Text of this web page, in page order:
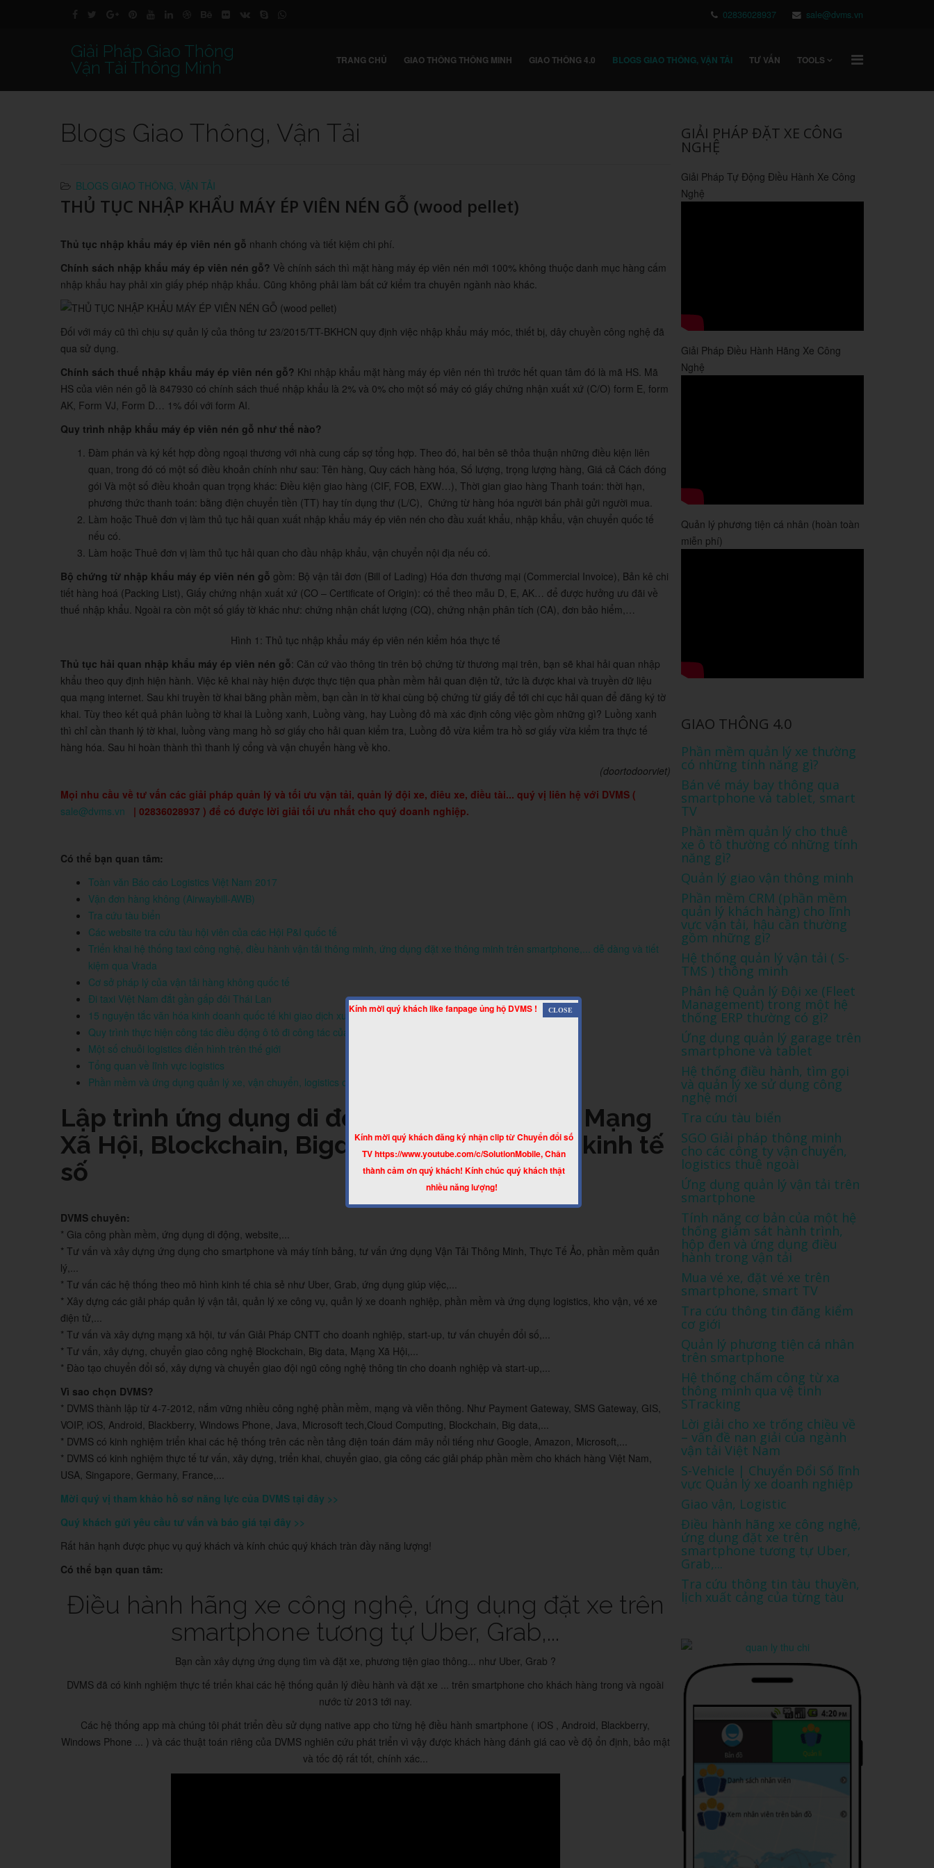
Kính mời quý khách like fanpage ủng hộ DVMS !
Kính mời quý khách đăng ký nhận clip từ Chuyển đổi số
TV https://www.youtube.com/c/SolutionMobile, Chân
thành cảm ơn quý khách! Kính chúc quý khách thật
nhiều năng lượng!
02836028937 sale@dvms.vn
Giải Pháp Giao Thông
Vận Tải Thông Minh
TRANG CHỦ GIAO THÔNG THÔNG MINH GIAO THÔNG 4.0 BLOGS GIAO THÔNG, VẬN TẢI TƯ VẤN TOOLS
Blogs Giao Thông, Vận Tải
BLOGS GIAO THÔNG, VẬN TẢI
THỦ TỤC NHẬP KHẨU MÁY ÉP VIÊN NÉN GỖ (wood pellet)
Thủ tục nhập khẩu máy ép viên nén gỗ nhanh chóng và tiết kiệm chi phí.
Chính sách nhập khẩu máy ép viên nén gỗ? Về chính sách thì mặt hàng máy ép viên nén mới 100% không thuộc danh mục hàng cấm
nhập khẩu hay phải xin giấy phép nhập khẩu. Cũng không phải làm bất cứ kiểm tra chuyên ngành nào khác.
Đối với máy cũ thì chịu sự quản lý của thông tư 23/2015/TT-BKHCN quy định việc nhập khẩu máy móc, thiết bị, dây chuyền công nghệ đã
qua sử dụng.
Chính sách thuế nhập khẩu máy ép viên nén gỗ? Khi nhập khẩu mặt hàng máy ép viên nén thì trước hết quan tâm đó là mã HS. Mã
HS của viên nén gỗ là 847930 có chính sách thuế nhập khẩu là 2% và 0% cho một số máy có giấy chứng nhận xuất xứ (C/O) form E, form
AK, Form VJ, Form D… 1% đối với form AI.
Quy trình nhập khẩu máy ép viên nén gỗ như thế nào?
Đàm phán và ký kết hợp đồng ngoại thương với nhà cung cấp sợ tổng hợp. Theo đó, hai bên sẽ thỏa thuận những điều kiện liên
quan, trong đó có một số điều khoản chính như sau: Tên hàng, Quy cách hàng hóa, Số lượng, trọng lượng hàng, Giá cả Cách đóng
gói Và một số điều khoản quan trọng khác: Điều kiện giao hàng (CIF, FOB, EXW…), Thời gian giao hàng Thanh toán: thời hạn,
phương thức thanh toán: bằng điện chuyển tiền (TT) hay tín dụng thư (L/C), Chứng từ hàng hóa người bán phải gửi người mua.
Làm hoặc Thuê đơn vị làm thủ tục hải quan xuất nhập khẩu máy ép viên nén cho đầu xuất khẩu, nhập khẩu, vận chuyển quốc tế
nếu có.
Làm hoặc Thuê đơn vị làm thủ tục hải quan cho đầu nhập khẩu, vận chuyển nội địa nếu có.
Bộ chứng từ nhập khẩu máy ép viên nén gỗ gồm: Bộ vận tải đơn (Bill of Lading) Hóa đơn thương mại (Commercial Invoice), Bản kê chi
tiết hàng hoá (Packing List), Giấy chứng nhận xuất xứ (CO – Certificate of Origin): có thể theo mẫu D, E, AK… để được hưởng ưu đãi về
thuế nhập khẩu. Ngoài ra còn một số giấy tờ khác như: chứng nhận chất lượng (CQ), chứng nhận phân tích (CA), đơn bảo hiểm,…
Hình 1: Thủ tục nhập khẩu máy ép viên nén kiểm hóa thực tế
Thủ tục hải quan nhập khẩu máy ép viên nén gỗ: Căn cứ vào thông tin trên bộ chứng từ thương mại trên, bạn sẽ khai hải quan nhập
khẩu theo quy định hiện hành. Việc kê khai này hiện được thực tiện qua phần mềm hải quan điện tử, tức là được khai và truyền dữ liệu
qua mạng internet. Sau khi truyền tờ khai bằng phần mềm, bạn cần in tờ khai cùng bộ chứng từ giấy để tới chi cục hải quan để đăng ký tờ
khai. Tùy theo kết quả phân luồng tờ khai là Luồng xanh, Luồng vàng, hay Luồng đỏ mà xác định công việc gồm những gì? Luồng xanh
thì chỉ cần thanh lý tờ khai, luồng vàng mang hồ sơ giấy cho hải quan kiểm tra, Luồng đỏ vừa kiểm tra hồ sơ giấy vừa kiểm tra thực tế
hàng hóa. Sau hi hoàn thành thì thanh lý cổng và vận chuyển hàng về kho.
(doortodoorviet)
Mọi nhu cầu về tư vấn các giải pháp quản lý và tối ưu vận tải, quản lý đội xe, điêu xe, điều tài... quý vị liên hệ với DVMS (
sale@dvms.vn
| 02836028937 ) để có được lời giải tối ưu nhất cho quý doanh nghiệp.
Có thể bạn quan tâm:
Toàn văn Báo cáo Logistics Việt Nam 2017
Vận đơn hàng không (Airwaybill-AWB)
Tra cứu tàu biển
Các website tra cứu tàu hội viên của các Hội P&I quốc tế
Triển khai hệ thống taxi công nghệ, điều hành vận tải thông minh, ứng dụng đặt xe thông minh trên smartphone,... dễ dàng và tiết
kiệm qua Vrada
Cơ sở pháp lý của vận tải hàng không quốc tế
Đi taxi Việt Nam đắt gần gấp đôi Thái Lan
15 nguyện tắc văn hóa kinh doanh quốc tế khi giao dịch xuất nhập khẩu, logistics
Quy trình thực hiện công tác điều động ô tô đi công tác của Đại học Duy Tân
Một số chuỗi logistics điển hình trên thế giới
Tổng quan về lĩnh vực logistics
Phần mềm và ứng dụng quản lý xe, vận chuyển, logistics của hợp tác xã vận tải thường gồm những gì?
Lập trình ứng dụng di động, kinh tế chia sẻ, Mạng
Xã Hội, Blockchain, Bigdata, Chuyển đổi số, kinh tế
số
DVMS chuyên:
* Gia công phần mềm, ứng dụng di động, website,...
* Tư vấn và xây dựng ứng dụng cho smartphone và máy tính bảng, tư vấn ứng dụng Vận Tải Thông Minh, Thực Tế Ảo, phần mềm quản
lý,...
* Tư vấn các hệ thống theo mô hình kinh tế chia sẻ như Uber, Grab, ứng dụng giúp việc,...
* Xây dựng các giải pháp quản lý vận tải, quản lý xe công vụ, quản lý xe doanh nghiệp, phần mềm và ứng dụng logistics, kho vận, vé xe
điện tử,...
* Tư vấn và xây dựng mạng xã hội, tư vấn Giải Pháp CNTT cho doanh nghiệp, start-up, tư vấn chuyển đổi số,...
* Tư vấn, xây dựng, chuyển giao công nghệ Blockchain, Big data, Mạng Xã Hội,...
* Đào tạo chuyển đổi số, xây dựng và chuyển giao đội ngũ công nghệ thông tin cho doanh nghiệp và start-up,...
Vì sao chọn DVMS?
* DVMS thành lập từ 4-7-2012, nắm vững nhiều công nghệ phần mềm, mạng và viễn thông. Như Payment Gateway, SMS Gateway, GIS,
VOIP, iOS, Android, Blackberry, Windows Phone, Java, Microsoft tech,Cloud Computing, Blockchain, Big data,...
* DVMS có kinh nghiệm triển khai các hệ thống trên các nền tảng điện toán đám mây nổi tiếng như Google, Amazon, Microsoft,...
* DVMS có kinh nghiệm thực tế tư vấn, xây dựng, triển khai, chuyển giao, gia công các giải pháp phần mềm cho khách hàng Việt Nam,
USA, Singapore, Germany, France,...
Mời quý vị tham khảo hồ sơ năng lực của DVMS tại đây >>
Quý khách gửi yêu cầu tư vấn và báo giá tại đây >>
Rất hân hạnh được phục vụ quý khách và kính chúc quý khách tràn đầy năng lượng!
Có thể bạn quan tâm:
Điều hành hãng xe công nghệ, ứng dụng đặt xe trên
smartphone tương tự Uber, Grab,...
Bạn cần xây dựng ứng dụng tìm và đặt xe, phương tiện giao thông... như Uber, Grab ?
DVMS đã có kinh nghiệm thực tế triển khai các hệ thống quản lý điều hành và đặt xe ... trên smartphone cho khách hàng trong và ngoài
nước từ 2013 tới nay.
Các hệ thống app mà chúng tôi phát triển đều sử dụng native app cho từng hệ điều hành smartphone ( iOS , Android, Blackberry,
Windows Phone ... ) và các thuật toán riêng của DVMS nghiên cứu phát triển vì vậy được khách hàng đánh giá cao về độ ổn định, bảo mật
và tốc độ rất tốt, chính xác...
GIẢI PHÁP ĐẶT XE CÔNG
NGHỆ
Giải Pháp Tự Động Điều Hành Xe Công
Nghệ
Giải Pháp Điều Hành Hãng Xe Công
Nghệ
Quản lý phương tiện cá nhân (hoàn toàn
miễn phí)
GIAO THÔNG 4.0
Phần mềm quản lý xe thường
có những tính năng gì?
Bán vé máy bay thông qua
smartphone và tablet, smart
TV
Phần mềm quản lý cho thuê
xe ô tô thường có những tính
năng gì?
Quản lý giao vận thông minh
Phần mềm CRM (phần mềm
quản lý khách hàng) cho lĩnh
vực vận tải, hậu cần thường
gồm những gì?
Hệ thống quản lý vận tải ( S-
TMS ) thông minh
Phân hệ Quản lý Đội xe (Fleet
Management) trong một hệ
thống ERP thường có gì?
Ứng dụng quản lý garage trên
smartphone và tablet
Hệ thống điều hành, tìm gọi
và quản lý xe sử dụng công
nghệ mới
Tra cứu tàu biển
SGO Giải pháp thông minh
cho các công ty vận chuyển,
logistics thuê ngoài
Ứng dụng quản lý vận tải trên
smartphone
Tính năng cơ bản của một hệ
thống giám sát hành trình,
hộp đen và ứng dụng điều
hành trong vận tải
Mua vé xe, đặt vé xe trên
smartphone, smart TV
Tra cứu thông tin đăng kiểm
cơ giới
Quản lý phương tiện cá nhân
trên smartphone
Hệ thống chấm công từ xa
thông minh qua vệ tinh
STracking
Lời giải cho xe trống chiều về
– vấn đề nan giải của ngành
vận tải Việt Nam
S-Vehicle | Chuyển Đổi Số lĩnh
vực Quản lý xe doanh nghiệp
Giao vận, Logistic
Điều hành hãng xe công nghệ,
ứng dụng đặt xe trên
smartphone tương tự Uber,
Grab,...
Tra cứu thông tin tàu thuyền,
lịch xuất cảng của từng tàu